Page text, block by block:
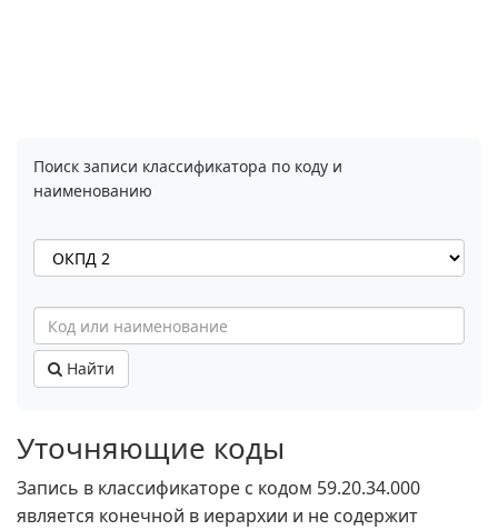
Поиск записи классификатора по коду и
наименованию
Найти
Уточняющие коды
Запись в классификаторе с кодом 59.20.34.000
является конечной в иерархии и не содержит